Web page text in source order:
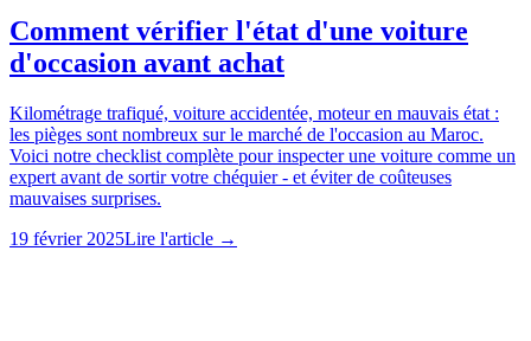
Comment vérifier l'état d'une voiture
d'occasion avant achat
Kilométrage trafiqué, voiture accidentée, moteur en mauvais état :
les pièges sont nombreux sur le marché de l'occasion au Maroc.
Voici notre checklist complète pour inspecter une voiture comme un
expert avant de sortir votre chéquier - et éviter de coûteuses
mauvaises surprises.
19 février 2025Lire l'article →